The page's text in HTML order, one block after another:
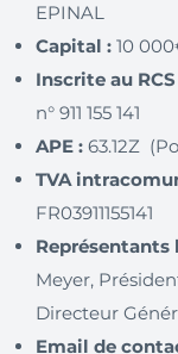
EPINAL
Capital : 10
Inscrite au RCS
n° 911 155 141
APE : 63.12Z
TVA
FR03911155141
Représentants
Meyer,
Directeur
Email de